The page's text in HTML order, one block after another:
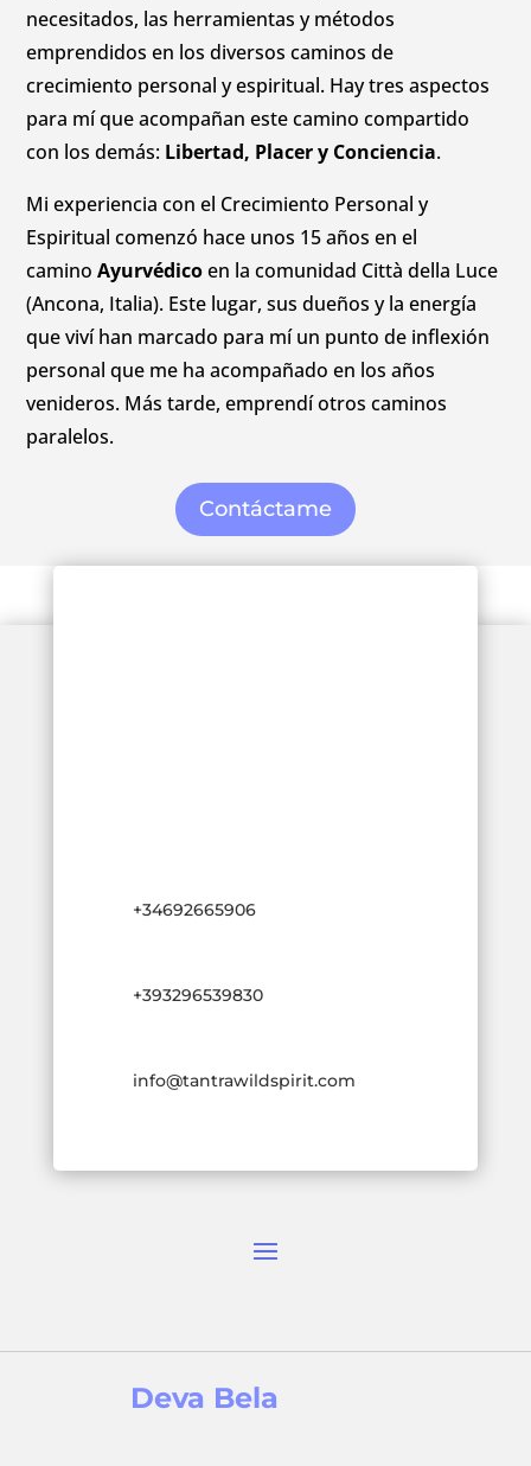
necesitados, las herramientas y métodos
emprendidos en los diversos caminos de
crecimiento personal y espiritual. Hay tres aspectos
para mí que acompañan este camino compartido
con los demás: Libertad, Placer y Conciencia.
Mi experiencia con el Crecimiento Personal y
Espiritual comenzó hace unos 15 años en el
caminoAyurvédicoen la comunidad Città della Luce
(Ancona, Italia). Este lugar, sus dueños y la energía
que viví han marcado para mí un punto de inflexión
personal que me ha acompañado en los años
venideros. Más tarde, emprendí otros caminos
paralelos.
Contáctame
+34692665906
+393296539830
info@tantrawildspirit.com
Deva Bela